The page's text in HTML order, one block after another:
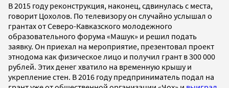
В 2015 году реконструкция, наконец, сдвинулась с места,
говорит Цохолов. По телевизору он случайно услышал о
грантах от Северо-Кавказского молодежного
образовательного форума «Машук» и решил подать
заявку. Он приехал на мероприятие, презентовал проект
этнодома как физическое лицо и получил грант в 300 000
рублей. Этих денег хватило на временную крышу и
укрепление стен. В 2016 году предприниматель подал на